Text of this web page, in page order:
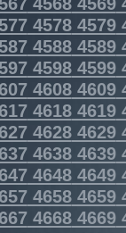
45784579
45884589
45984599
46084609
46184619
46284629
46384639
46484649
46584659
46684669